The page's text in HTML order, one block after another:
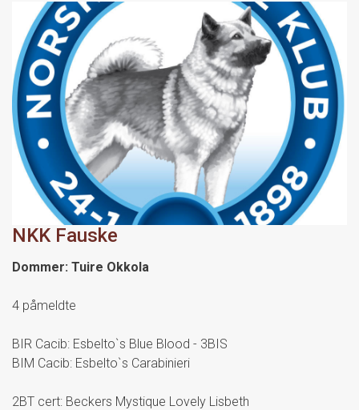
NKK Fauske
Dommer: Tuire Okkola
4 påmeldte
BIR Cacib: Esbelto`s Blue Blood - 3BIS
BIM Cacib: Esbelto`s Carabinieri
2BT cert: Beckers Mystique Lovely Lisbeth